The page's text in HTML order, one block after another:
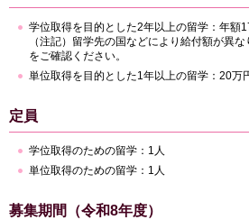
学位取得を目的とした2年以上の留学：年額
（注記）留学先の国などにより給付額が異
をご確認ください。
単位取得を目的とした1年以上の留学：20万
定員
学位取得のための留学：1人
単位取得のための留学：1人
募集期間（令和8年度）